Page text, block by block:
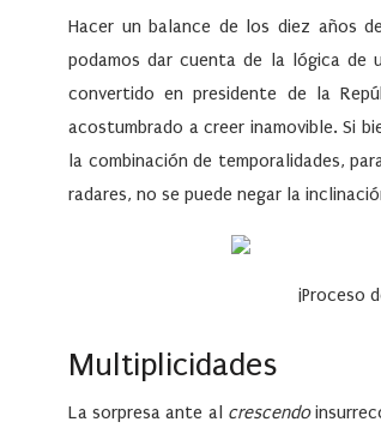
Hacer un balance de los diez años
podamos dar cuenta de la lógica de
convertido en presidente de la
acostumbrado a creer inamovible. Si
la combinación de temporalidades,
radares, no se puede negar la
¡Proceso
Multiplicidades
La sorpresa ante al crescendo